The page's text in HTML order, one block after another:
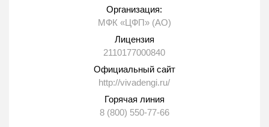
«Регистрация» и сервис предложит
номер сотового и пароль.
процесс оформления происходит в
личном кабинете. Клиенту предстоит
выбрать сумму и срок кредитования на
виртуальном калькуляторе.
Организация:
МФК «ЦФП» (АО)
Лицензия
2110177000840
Официальный сайт
http://vivadengi.ru/
Горячая линия
8 (800) 550-77-66